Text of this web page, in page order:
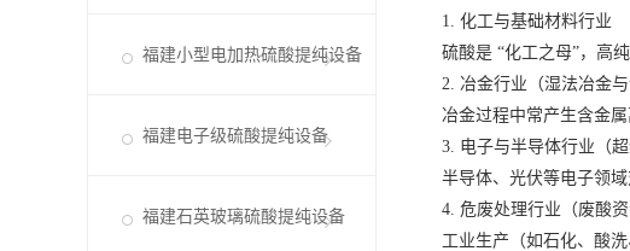
福建小型电加热硫酸提纯设备
福建电子级硫酸提纯设备
福建石英玻璃硫酸提纯设备
1. 化工与基础材料行业
硫酸是 “化工之母”，高纯
2. 冶金行业（湿法冶金与
冶金过程中常产生含金属
3. 电子与半导体行业（超
半导体、光伏等电子领域
4. 危废处理行业（废酸资
工业生产（如石化、酸洗